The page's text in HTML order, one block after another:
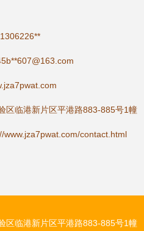
607@163.com
区临港新片区平港路883-885号1幢
www.jza7pwat.com/contact.html
区临港新片区平港路883-885号1幢